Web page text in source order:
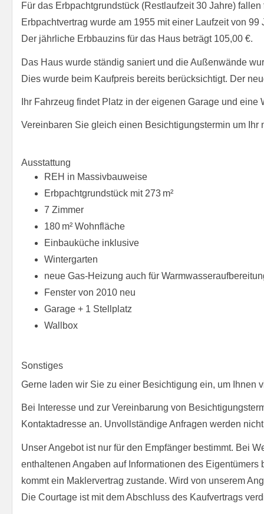
Für das Erbpachtgrundstück (Restlaufzeit 30 Jahre)
Erbpachtvertrag wurde am 1955 mit einer Laufzeit von 99
Der jährliche Erbbauzins für das Haus beträgt 105,00 €.
Das Haus wurde ständig saniert und die Außenwände
Dies wurde beim Kaufpreis bereits berücksichtigt. Der
Ihr Fahrzeug findet Platz in der eigenen Garage und eine
Vereinbaren Sie gleich einen Besichtigungstermin um Ihr
Ausstattung
REH in Massivbauweise
Erbpachtgrundstück mit 273 m²
7 Zimmer
180 m² Wohnfläche
Einbauküche inklusive
Wintergarten
neue Gas-Heizung auch für
Fenster von 2010 neu
Garage + 1 Stellplatz
Wallbox
Sonstiges
Gerne laden wir Sie zu einer Besichtigung ein, um Ihnen
Bei Interesse und zur Vereinbarung von
Kontaktadresse an. Unvollständige Anfragen werden
Unser Angebot ist nur für den Empfänger bestimmt. Bei
enthaltenen Angaben auf Informationen des
kommt ein Maklervertrag zustande. Wird von unserem
Die Courtage ist mit dem Abschluss des Kaufvertrags